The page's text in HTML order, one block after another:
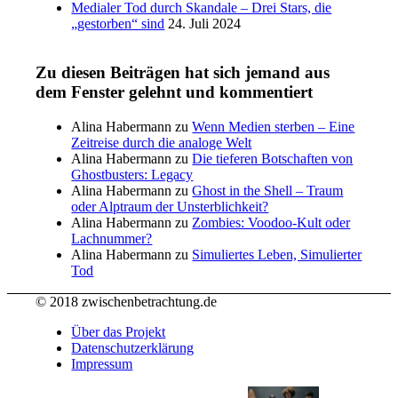
Medialer Tod durch Skandale – Drei Stars, die
„gestorben“ sind 24. Juli 2024
Zu diesen Beiträgen hat sich jemand aus
dem Fenster gelehnt und kommentiert
Alina Habermann zuWenn Medien sterben – Eine
Zeitreise durch die analoge Welt
Alina Habermann zuDie tieferen Botschaften von
Ghostbusters: Legacy
Alina Habermann zuGhost in the Shell – Traum
oder Alptraum der Unsterblichkeit?
Alina Habermann zu Zombies: Voodoo-Kult oder
Lachnummer?
Alina Habermann zu Simuliertes Leben, Simulierter
Tod
© 2018 zwischenbetrachtung.de
Über das Projekt
Datenschutzerklärung
Impressum